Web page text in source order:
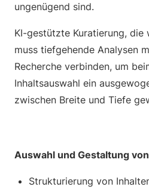
ungenügend sind.
KI-gestützte Kuratierung, die
muss tiefgehende Analysen
Recherche verbinden, um
Inhaltsauswahl ein
zwischen Breite und Tiefe
Auswahl und Gestaltung
Strukturierung von